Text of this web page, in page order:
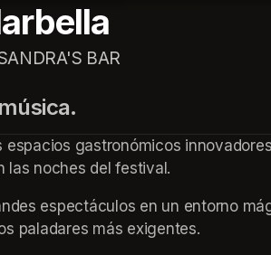
BAR
gastronómicos
las noches del festival.
espectáculos en un entorno
paladares más exigentes.